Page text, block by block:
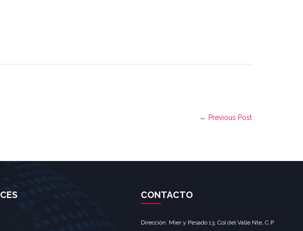
← Previous Post
CONTACTO
Dirección: Mier y Pesado 13, Col del Valle Nte, C.P.